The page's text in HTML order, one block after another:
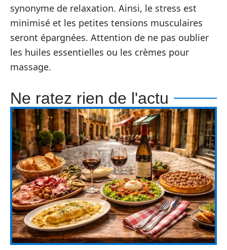
synonyme de relaxation. Ainsi, le stress est
minimisé et les petites tensions musculaires
seront épargnées. Attention de ne pas oublier
les huiles essentielles ou les crèmes pour
massage.
Ne ratez rien de l'actu